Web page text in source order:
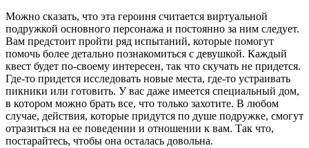
Можно сказать, что эта героиня считается виртуальной
подружкой основного персонажа и постоянно за ним следует.
Вам предстоит пройти ряд испытаний, которые помогут
помочь более детально познакомиться с девушкой. Каждый
квест будет по-своему интересен, так что скучать не придется.
Где-то придется исследовать новые места, где-то устраивать
пикники или готовить. У вас даже имеется специальный дом,
в котором можно брать все, что только захотите. В любом
случае, действия, которые придутся по душе подружке, смогут
отразиться на ее поведении и отношении к вам. Так что,
постарайтесь, чтобы она осталась довольна.